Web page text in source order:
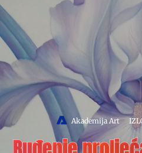
Akademija Art